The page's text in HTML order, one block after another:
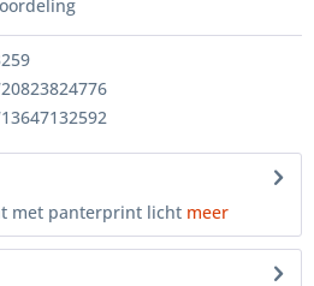
met panterprint licht meer